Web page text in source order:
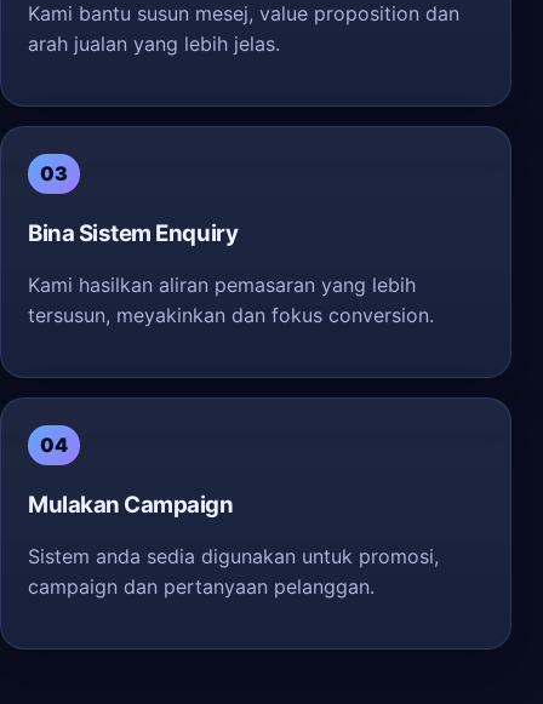
Kami bantu susun mesej, value proposition dan
arah jualan yang lebih jelas.
03
Bina Sistem Enquiry
Kami hasilkan aliran pemasaran yang lebih
tersusun, meyakinkan dan fokus conversion.
04
Mulakan Campaign
Sistem anda sedia digunakan untuk promosi,
campaign dan pertanyaan pelanggan.